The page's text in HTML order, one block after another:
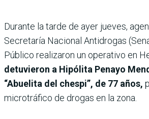
Durante la tarde de ayer jueves,
Secretaría Nacional Antidrogas
Público realizaron un operativo en
detuvieron a Hipólita Penayo
“Abuelita del chespi”, de 77 años,
microtráfico de drogas en la zona.